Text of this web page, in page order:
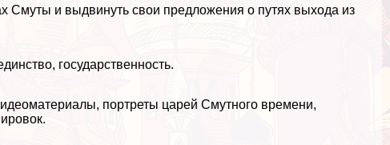
и выдвинуть свои предложения о путях выхода из
государственность.
портреты царей Смутного времени,